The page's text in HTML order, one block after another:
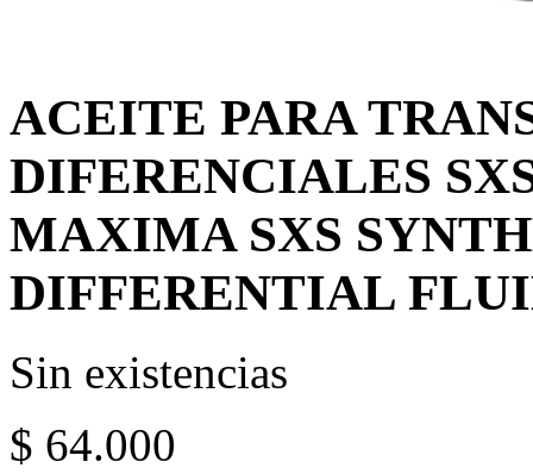
ACEITE PARA
DIFERENCIALES
MAXIMA SXS
DIFFERENTIAL
Sin existencias
$ 64.000